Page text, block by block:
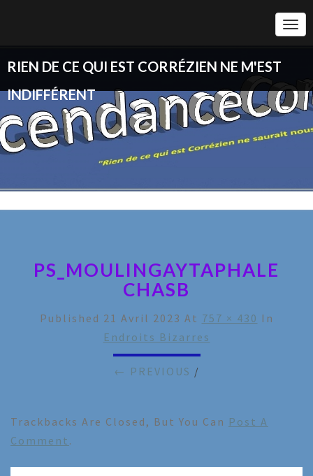
RIEN DE CE QUI EST CORRÉZIEN NE M'EST
INDIFFÉRENT
PS_MOULINGAYTAPHALE
CHASB
Published 21 Avril 2023 At 757 × 430 In
Endroits Bizarres
← PREVIOUS /
Trackbacks Are Closed, But You Can Post A
Comment .